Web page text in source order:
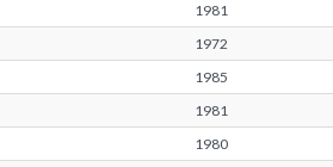
1981
1972
1985
1981
1980